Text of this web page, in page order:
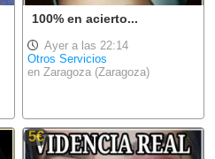
100% en acierto...
Ayer a las 22:14
Otros Servicios
en Zaragoza (Zaragoza)
5€